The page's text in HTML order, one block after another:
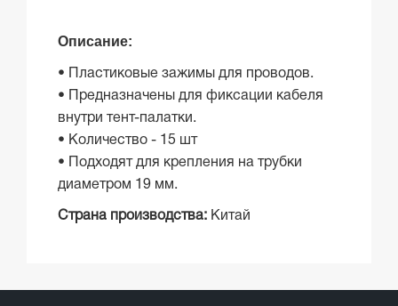
Описание:
• Пластиковые зажимы для проводов.
• Предназначены для фиксации кабеля
внутри тент-палатки.
• Количество - 15 шт
• Подходят для крепления на трубки
диаметром 19 мм.
Страна производства: Китай